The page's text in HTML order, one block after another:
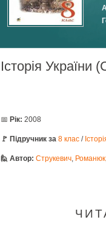
Історія
📅 Рік: 2008
🚩 Підручник за 8 клас /
🙋 Автор: Струкевич, Романюк